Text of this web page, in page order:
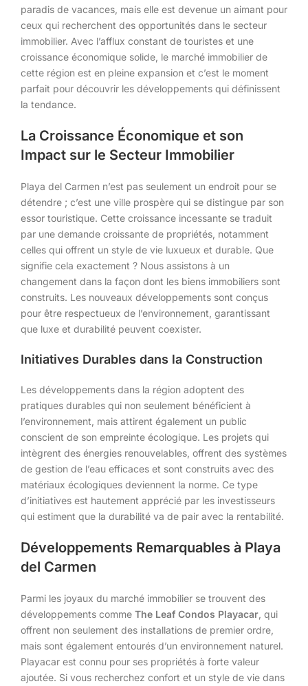
paradis de vacances, mais elle est devenue un aimant pour
ceux qui recherchent des opportunités dans le secteur
immobilier. Avec l’afflux constant de touristes et une
croissance économique solide, le marché immobilier de
cette région est en pleine expansion et c’est le moment
parfait pour découvrir les développements qui définissent
la tendance.
La Croissance Économique et son
Impact sur le Secteur Immobilier
Playa del Carmen n’est pas seulement un endroit pour se
détendre ; c’est une ville prospère qui se distingue par son
essor touristique. Cette croissance incessante se traduit
par une demande croissante de propriétés, notamment
celles qui offrent un style de vie luxueux et durable. Que
signifie cela exactement ? Nous assistons à un
changement dans la façon dont les biens immobiliers sont
construits. Les nouveaux développements sont conçus
pour être respectueux de l’environnement, garantissant
que luxe et durabilité peuvent coexister.
Initiatives Durables dans la Construction
Les développements dans la région adoptent des
pratiques durables qui non seulement bénéficient à
l’environnement, mais attirent également un public
conscient de son empreinte écologique. Les projets qui
intègrent des énergies renouvelables, offrent des systèmes
de gestion de l’eau efficaces et sont construits avec des
matériaux écologiques deviennent la norme. Ce type
d’initiatives est hautement apprécié par les investisseurs
qui estiment que la durabilité va de pair avec la rentabilité.
Développements Remarquables à Playa
del Carmen
Parmi les joyaux du marché immobilier se trouvent des
développements comme The Leaf Condos Playacar , qui
offrent non seulement des installations de premier ordre,
mais sont également entourés d’un environnement naturel.
Playacar est connu pour ses propriétés à forte valeur
ajoutée. Si vous recherchez confort et un style de vie dans